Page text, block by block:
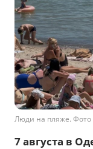
Люди на пляже. Фото
7 августа в